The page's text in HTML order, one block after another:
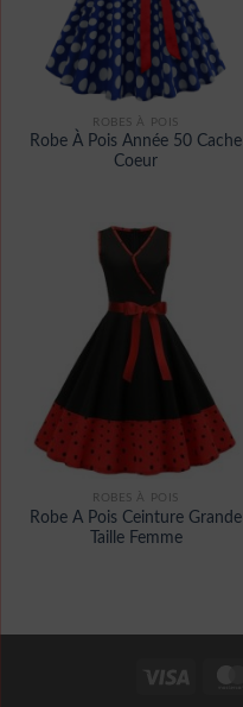
ROBES À POIS
Robe À Pois Année 50 Cache
Coeur
ROBES À POIS
Robe A Pois Ceinture Grande
Taille Femme